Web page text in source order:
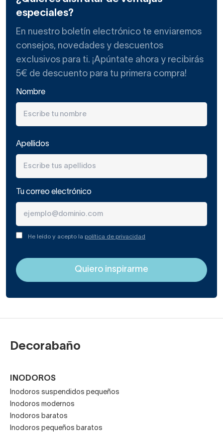
especiales?
En nuestro boletín electrónico te enviaremos
consejos, novedades y descuentos
exclusivos para ti. ¡Apúntate ahora y recibirás
5€ de descuento para tu primera compra!
Nombre
Apellidos
Tu correo electrónico
He leído y acepto la política de privacidad
Decorabaño
INODOROS
Inodoros suspendidos pequeños
Inodoros modernos
Inodoros baratos
Inodoros pequeños baratos